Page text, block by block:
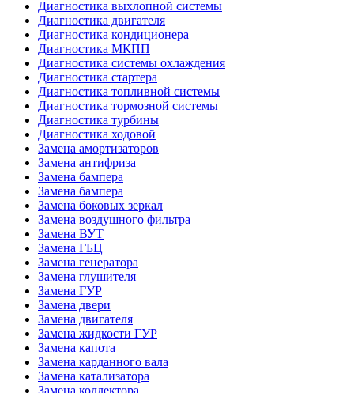
Диагностика выхлопной системы
Диагностика двигателя
Диагностика кондиционера
Диагностика МКПП
Диагностика системы охлаждения
Диагностика стартера
Диагностика топливной системы
Диагностика тормозной системы
Диагностика турбины
Диагностика ходовой
Замена амортизаторов
Замена антифриза
Замена бампера
Замена бампера
Замена боковых зеркал
Замена воздушного фильтра
Замена ВУТ
Замена ГБЦ
Замена генератора
Замена глушителя
Замена ГУР
Замена двери
Замена двигателя
Замена жидкости ГУР
Замена капота
Замена карданного вала
Замена катализатора